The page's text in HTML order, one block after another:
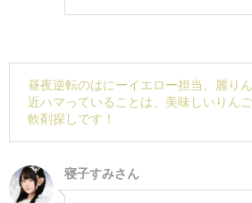
昼夜逆転のはにーイエロー担当、麗り
近ハマっていることは、美味しいりん
軟剤探しです！
寝子すみさん